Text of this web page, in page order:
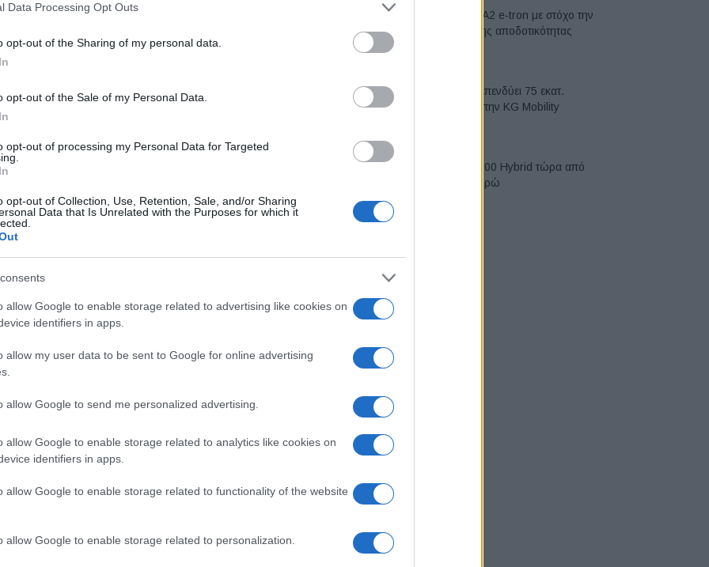
Data Processing Opt Outs
opt-out of the Sharing of my personal data.
opt-out of the Sale of my Personal Data.
opt-out of processing my Personal Data for Targeted
opt-out of Collection, Use, Retention, Sale, and/or Sharing
Data that Is Unrelated with the Purposes for which it
allow Google to enable storage related to advertising like cookies on
identifiers in apps.
allow my user data to be sent to Google for online advertising
allow Google to send me personalized advertising.
allow Google to enable storage related to analytics like cookies on
identifiers in apps.
allow Google to enable storage related to functionality of the website
allow Google to enable storage related to personalization.
Τζίρος 98,7
και αύξηση
σε low & non
Deloitte Ελλάδος:
Χρηματοοικονομικός
είσοδο στην πολωνική αγορά
ενέργειας
IAB Hellas: Νέα Διοικούσα Επιτροπή και νέο
Διοικητικό Συμβούλιο - Πρόεδρος ο Γαληνός
Νέο Audi A2 e-tron με στόχο την
κορυφή της αποδοτικότητας
Η Chery επενδύει 75 εκατ.
δολάρια στην KG Mobility
Το FIAT 500 Hybrid τώρα από
18.990 ευρώ